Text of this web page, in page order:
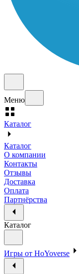
Меню
Каталог
Каталог
О компании
Контакты
Отзывы
Доставка
Оплата
Партнёрства
Каталог
Игры от HoYoverse